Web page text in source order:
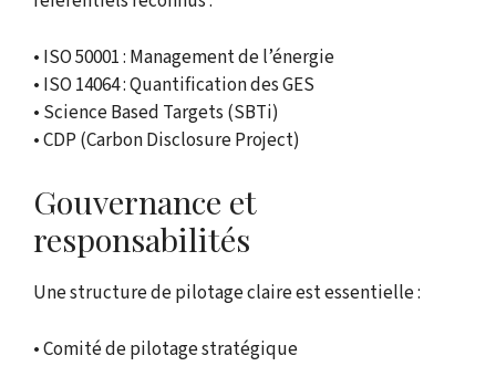
• ISO 50001 : Management de l’énergie
• ISO 14064 : Quantification des GES
• Science Based Targets (SBTi)
• CDP (Carbon Disclosure Project)
Gouvernance et
responsabilités
Une structure de pilotage claire est essentielle :
• Comité de pilotage stratégique